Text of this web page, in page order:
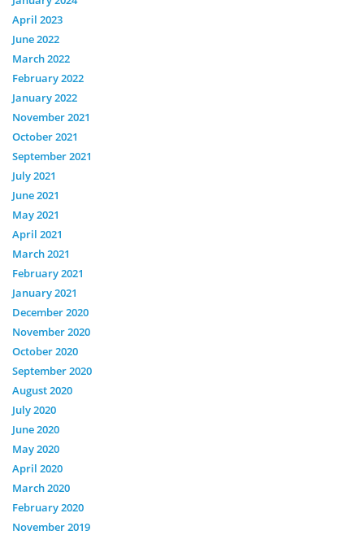
April 2023
June 2022
March 2022
February 2022
January 2022
November 2021
October 2021
September 2021
July 2021
June 2021
May 2021
April 2021
March 2021
February 2021
January 2021
December 2020
November 2020
October 2020
September 2020
August 2020
July 2020
June 2020
May 2020
April 2020
March 2020
February 2020
November 2019